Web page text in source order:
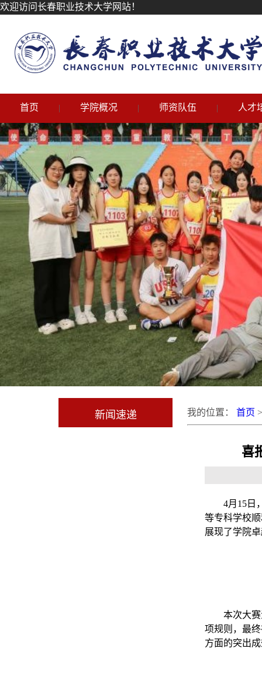
欢迎访问长春职业技术大学网站！
首页 | 学院概况 | 师资队伍 | 人才
新闻速递 我的位置： 首页
喜
4月15日
等专科学校
展现了学院
本次大
项规则，最
方面的突出